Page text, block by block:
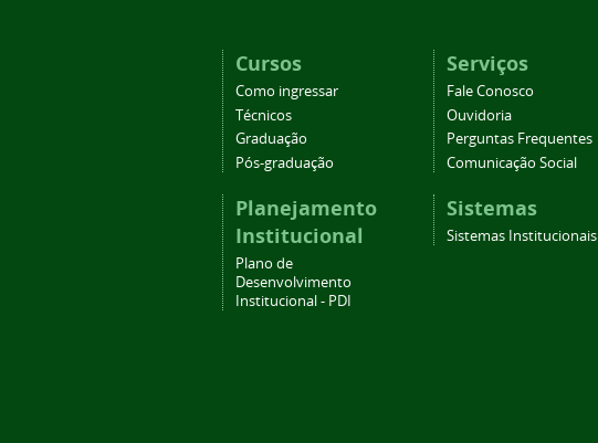
Cursos
Como ingressar
Técnicos
Graduação
Pós-graduação
Planejamento
Institucional
Plano de
Desenvolvimento
Institucional - PDI
Serviços
Fale Conosco
Ouvidoria
Perguntas Frequentes
Comunicação Social
Sistemas
Sistemas Institucionais